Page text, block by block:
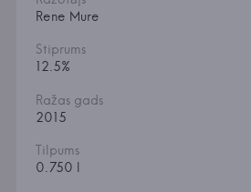
Rene Mure
Stiprums
12.5%
Ražas gads
2015
Tilpums
0.750 l